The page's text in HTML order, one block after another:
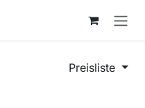
Preisliste